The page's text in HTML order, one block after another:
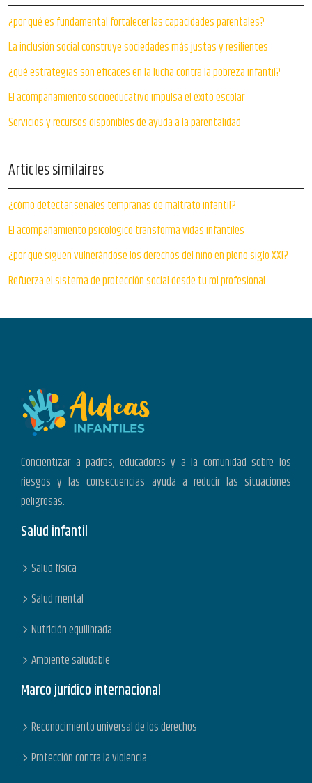
¿por qué es fundamental fortalecer las capacidades parentales?
La inclusión social construye sociedades más justas y resilientes
¿qué estrategias son eficaces en la lucha contra la pobreza infantil?
El acompañamiento socioeducativo impulsa el éxito escolar
Servicios y recursos disponibles de ayuda a la parentalidad
Articles similaires
¿cómo detectar señales tempranas de maltrato infantil?
El acompañamiento psicológico transforma vidas infantiles
¿por qué siguen vulnerándose los derechos del niño en pleno siglo XXI?
Refuerza el sistema de protección social desde tu rol profesional
Concientizar a padres, educadores y a la comunidad sobre los
riesgos y las consecuencias ayuda a reducir las situaciones
peligrosas.
Salud infantil
Salud física
Salud mental
Nutrición equilibrada
Ambiente saludable
Marco jurídico internacional
Reconocimiento universal de los derechos
Protección contra la violencia